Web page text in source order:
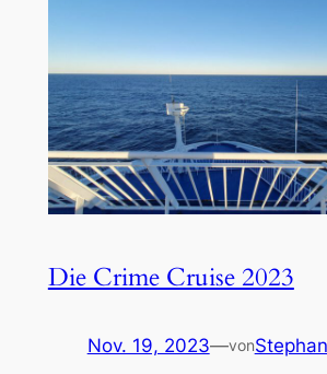
Die Crime Cruise 2023
Nov. 19, 2023—von